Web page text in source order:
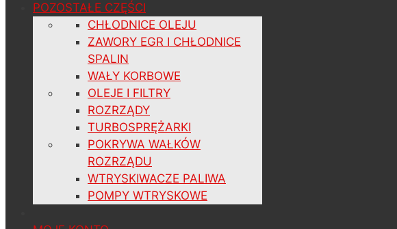
POZOSTAŁE CZĘŚCI
CHŁODNICE OLEJU
ZAWORY EGR I CHŁODNICE
SPALIN
WAŁY KORBOWE
OLEJE I FILTRY
ROZRZĄDY
TURBOSPRĘŻARKI
POKRYWA WAŁKÓW
ROZRZĄDU
WTRYSKIWACZE PALIWA
POMPY WTRYSKOWE